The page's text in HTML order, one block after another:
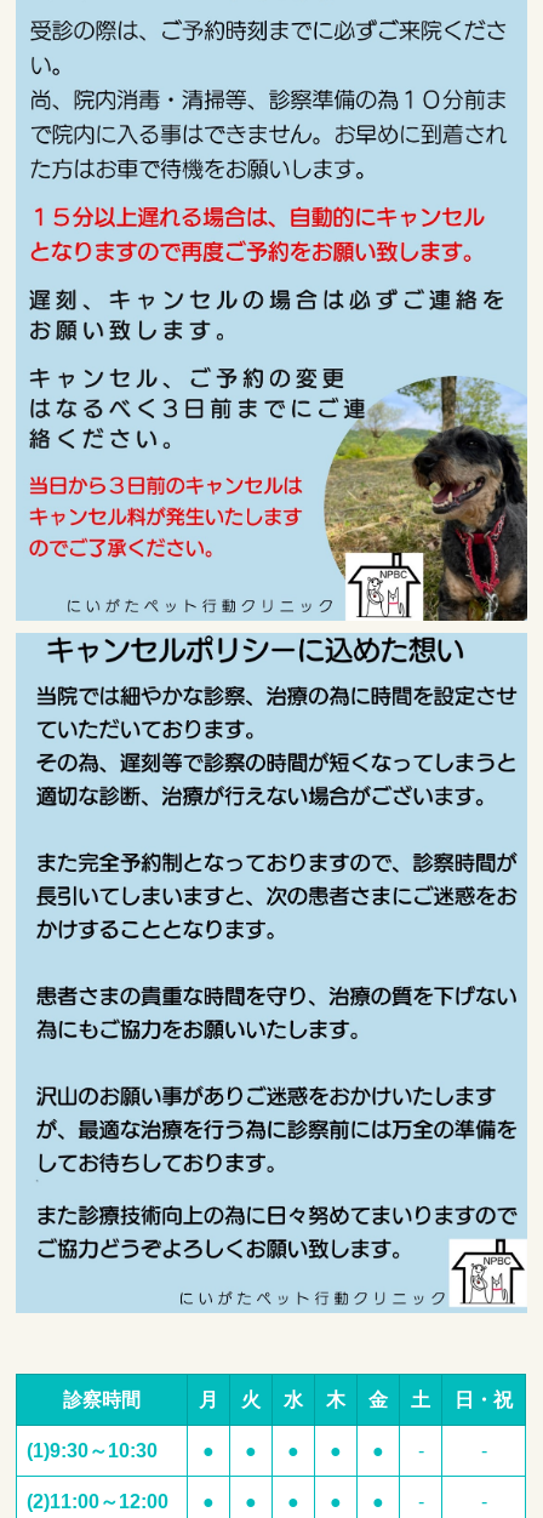
診察時間 月 火 水 木 金 土 日・祝
(1)9:30～10:30 ● ● ● ● ● - -
(2)11:00～12:00 ● ● ● ● ● - -